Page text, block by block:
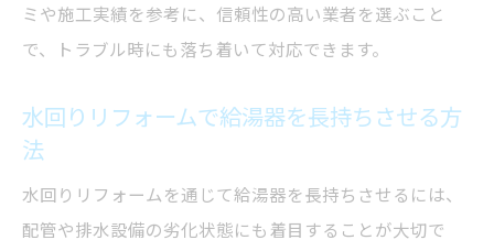
ミや施工実績を参考に、信頼性の高い業者を選ぶこと
で、トラブル時にも落ち着いて対応できます。
水回りリフォームで給湯器を長持ちさせる方
法
水回りリフォームを通じて給湯器を長持ちさせるには、
配管や排水設備の劣化状態にも着目することが大切で